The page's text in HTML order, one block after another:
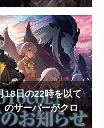
18日の22時を以て
のサーバーがクロ